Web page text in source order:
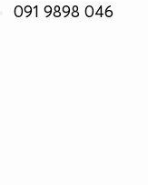
091 9898 046